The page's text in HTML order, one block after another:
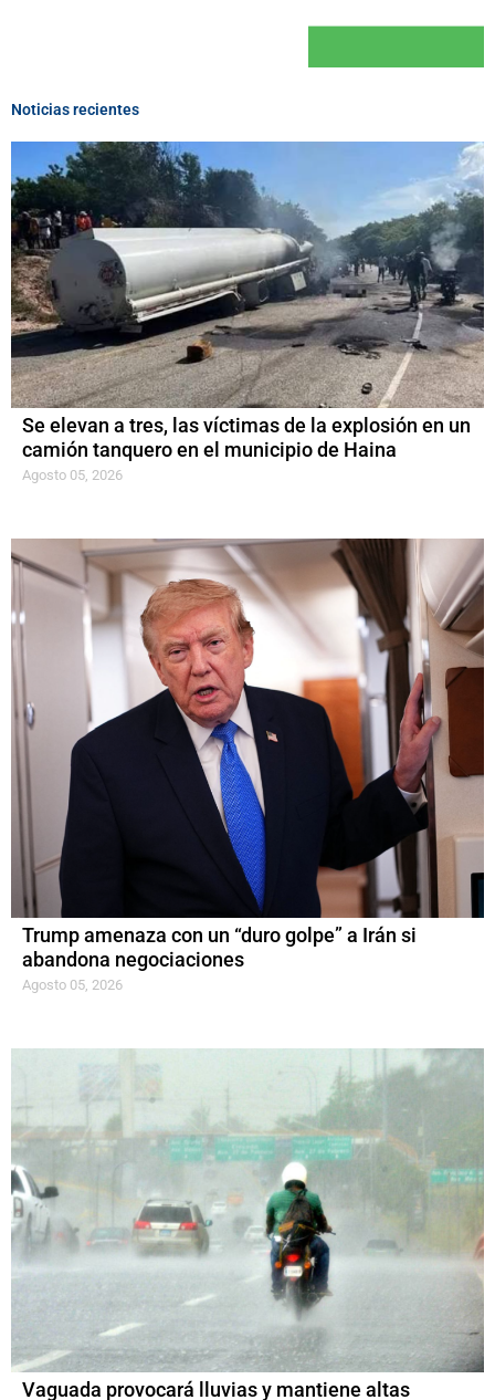
Noticias recientes
Se elevan a tres, las víctimas de la explosión en un
camión tanquero en el municipio de Haina
Agosto 05, 2026
Trump amenaza con un “duro golpe” a Irán si
abandona negociaciones
Agosto 05, 2026
Vaguada provocará lluvias y mantiene altas